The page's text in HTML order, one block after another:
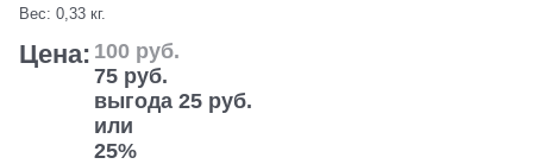
Вес: 0,33 кг.
Цена: 100 руб.
75 руб.
выгода 25 руб.
или
25%